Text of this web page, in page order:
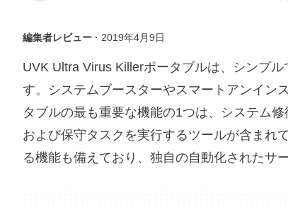
編集者レビュー · 2019年4月9日
UVK Ultra Virus Killerポータブルは、シンプ
す。システムブースターやスマートアンイン
タブルの最も重要な機能の1つは、システム
および保守タスクを実行するツールが含まれ
る機能も備えており、独自の自動化されたサ